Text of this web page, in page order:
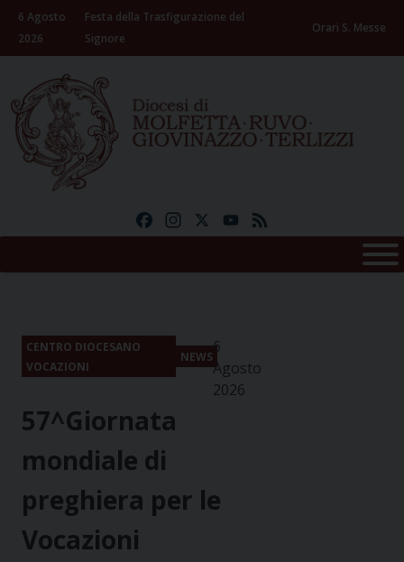
Skip
content
6 Agosto
2026
Festa della Trasfigurazione del
Signore
Orari S. Messe
FacebookInstagramYouTube
CENTRO DIOCESANO
VOCAZIONI
NEWS
6
Agosto
2026
57^Giornata
mondiale di
preghiera per le
Vocazioni